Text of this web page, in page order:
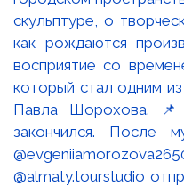
скульптуре, о
как рождаются
восприятие со
который стал одним
Павла Шорохова.
закончился. После
@almaty.tourstudio